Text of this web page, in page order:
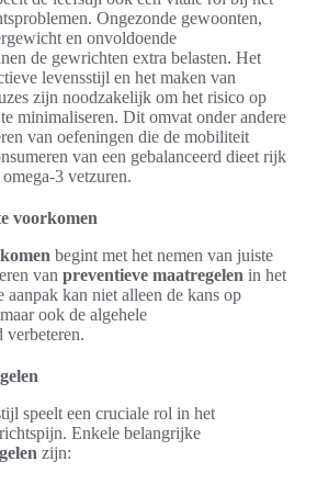
Ongezonde gewoonten,
en onvoldoende
de gewrichten extra belasten. Het
levensstijl en het maken van
zijn noodzakelijk om het risico op
minimaliseren. Dit omvat onder andere
van oefeningen die de mobiliteit
van een gebalanceerd dieet rijk
3 vetzuren.
voorkomen
begint met het nemen van juiste
van preventieve maatregelen in het
aanpak kan niet alleen de kans op
ook de algehele
verbeteren.
speelt een cruciale rol in het
Enkele belangrijke
zijn: